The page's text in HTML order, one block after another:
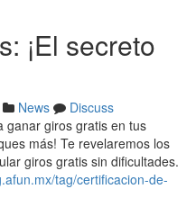
¡El secreto
News
Discuss
ganar giros gratis en tus
más! Te revelaremos los
giros gratis sin dificultades.
tag/certificacion-de-